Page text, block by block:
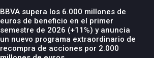
BBVA supera los 6.000 millones de
euros de beneficio en el primer
semestre de 2026 (+11%) y anuncia
un nuevo programa extraordinario de
recompra de acciones por 2.000